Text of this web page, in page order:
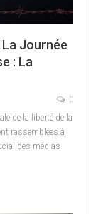
La Journée
: La
0
de la liberté de la
rassemblées à
des médias